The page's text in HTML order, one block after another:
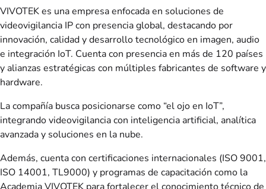
VIVOTEK es una empresa enfocada en soluciones de
videovigilancia IP con presencia global, destacando por
innovación, calidad y desarrollo tecnológico en imagen, audio
e integración IoT. Cuenta con presencia en más de 120 países
y alianzas estratégicas con múltiples fabricantes de software y
hardware.
La compañía busca posicionarse como “el ojo en IoT”,
integrando videovigilancia con inteligencia artificial, analítica
avanzada y soluciones en la nube.
Además, cuenta con certificaciones internacionales (ISO 9001,
ISO 14001, TL9000) y programas de capacitación como la